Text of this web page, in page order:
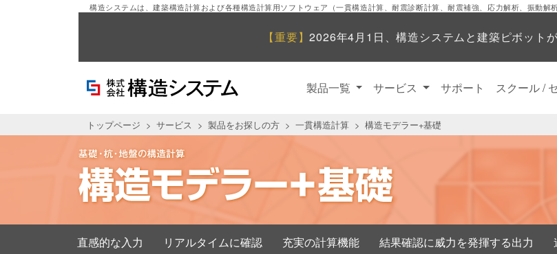
構造システムは、建築構造計算および各種構造計算用ソフトウェア（一貫構造計算、耐震診断計算、耐震補強、応力解析、振動解
【重要】2026年4月1日、構造システムと建築ピボット
製品一覧 サービス サポート スクール /
トップページ サービス 製品をお探しの方 一貫構造計算 構造モデラー+基礎
直感的な入力 リアルタイムに確認 充実の計算機能 結果確認に威力を発揮する出力